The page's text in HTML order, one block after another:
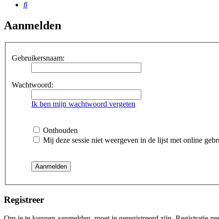
Zoek
Aanmelden
Gebruikersnaam:
Wachtwoord:
Ik ben mijn wachtwoord vergeten
Onthouden
Mij deze sessie niet weergeven in de lijst met online
Registreer